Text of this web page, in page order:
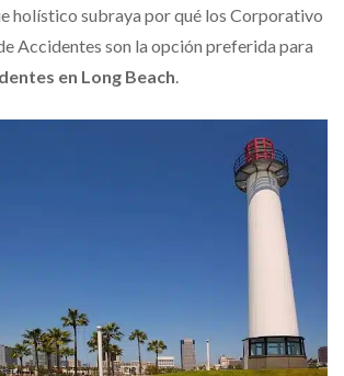
holístico subraya por qué los Corporativo
Accidentes son la opción preferida para
en Long Beach